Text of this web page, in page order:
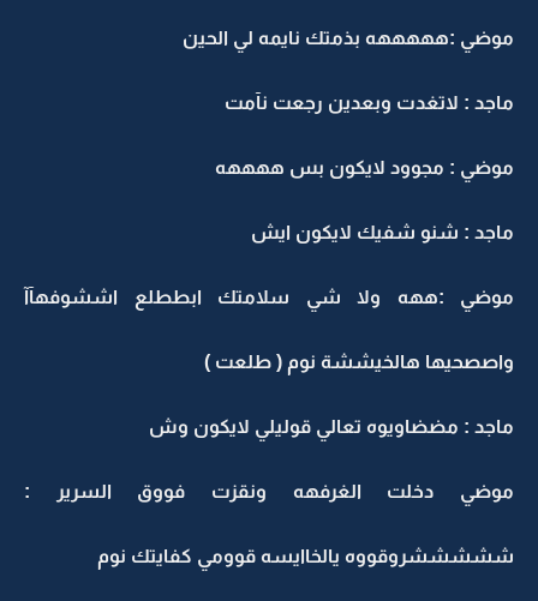
موضي :هههههه بذمتك نايمه لي الحين
ماجد : لاتغدت وبعدين رجعت نآمت
موضي : مجوود لايكون بس ههههه
ماجد : شنو شفيك لايكون ايش
موضي :ههه ولا شي سلامتك ابططلع اششوفهآآ
واصصحيها هالخيششة نوم ( طلعت )
ماجد : مضضاويوه تعالي قوليلي لايكون وش
موضي دخلت الغرفهه ونقزت فووق السرير :
شششششروقووه يالخاايسه قوومي كفايتك نوم